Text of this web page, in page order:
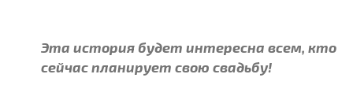
Эта история будет интересна всем, кто
сейчас планирует свою свадьбу!